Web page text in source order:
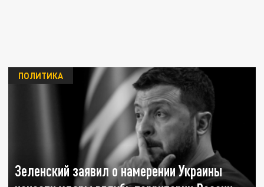
Зеленский заявил о намерении Украины
ПОЛИТИКА